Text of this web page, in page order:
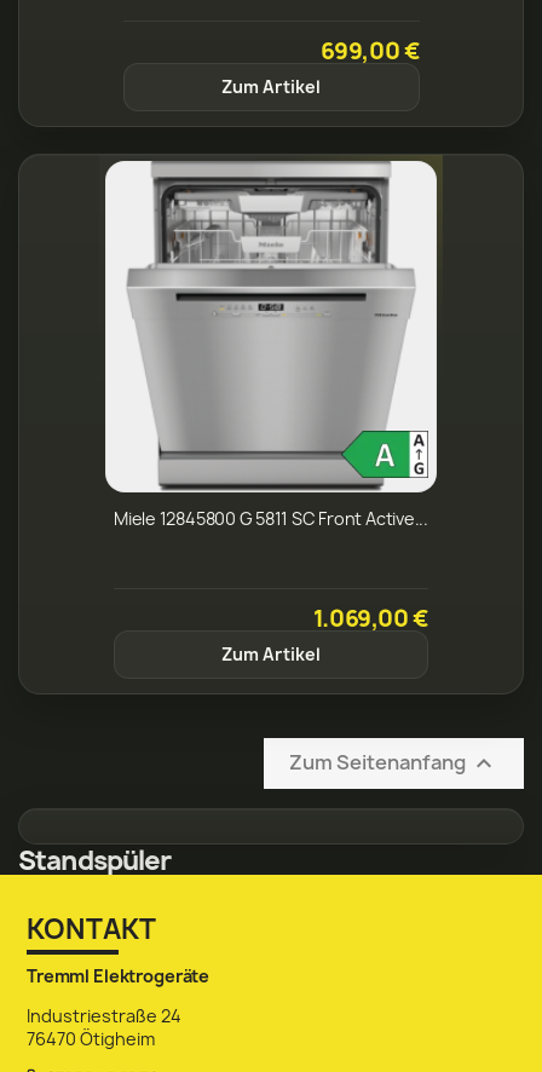
699,00 €
Zum Artikel
Miele 12845800 G 5811 SC Front Active...
1.069,00 €
Zum Artikel
Zum Seitenanfang 
Standspüler
KONTAKT
Tremml Elektrogeräte
Industriestraße 24
76470 Ötigheim